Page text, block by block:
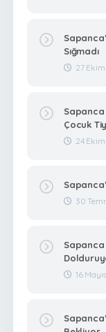
Sığmadı
27
Sapanca
Çocuk
24
30
Sapanca
16